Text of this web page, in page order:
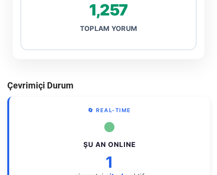
1,257
TOPLAM YORUM
Çevrimiçi Durum
🔄 REAL-TIME
●
ŞU AN ONLINE
1